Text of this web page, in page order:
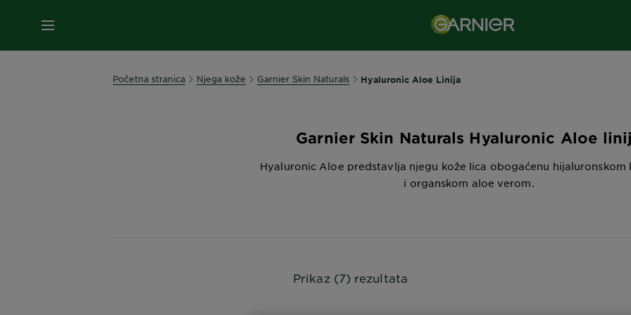
IZBORNIK
Početna stranica Njega kože Garnier Skin Naturals Hyaluronic Aloe Linija
Garnier Skin Naturals Hyaluronic Aloe
Hyaluronic Aloe predstavlja njegu kože lica obogaćenu hijaluronskom
i organskom aloe verom.
Prikaz (7) rezultata